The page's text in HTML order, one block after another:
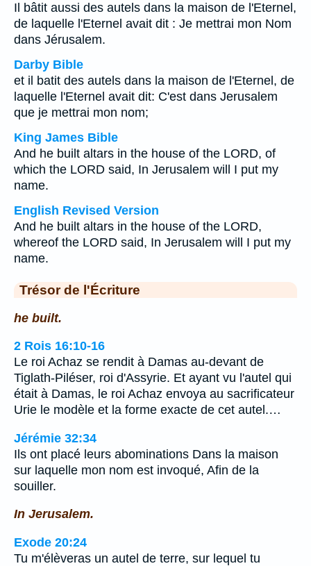
Il bâtit aussi des autels dans la maison de l'Eternel,
de laquelle l'Eternel avait dit : Je mettrai mon Nom
dans Jérusalem.
Darby Bible
et il batit des autels dans la maison de l'Eternel, de
laquelle l'Eternel avait dit: C'est dans Jerusalem
que je mettrai mon nom;
King James Bible
And he built altars in the house of the LORD, of
which the LORD said, In Jerusalem will I put my
name.
English Revised Version
And he built altars in the house of the LORD,
whereof the LORD said, In Jerusalem will I put my
name.
Trésor de l'Écriture
he built.
2 Rois 16:10-16
Le roi Achaz se rendit à Damas au-devant de
Tiglath-Piléser, roi d'Assyrie. Et ayant vu l'autel qui
était à Damas, le roi Achaz envoya au sacrificateur
Urie le modèle et la forme exacte de cet autel.…
Jérémie 32:34
Ils ont placé leurs abominations Dans la maison
sur laquelle mon nom est invoqué, Afin de la
souiller.
In Jerusalem.
Exode 20:24
Tu m'élèveras un autel de terre, sur lequel tu